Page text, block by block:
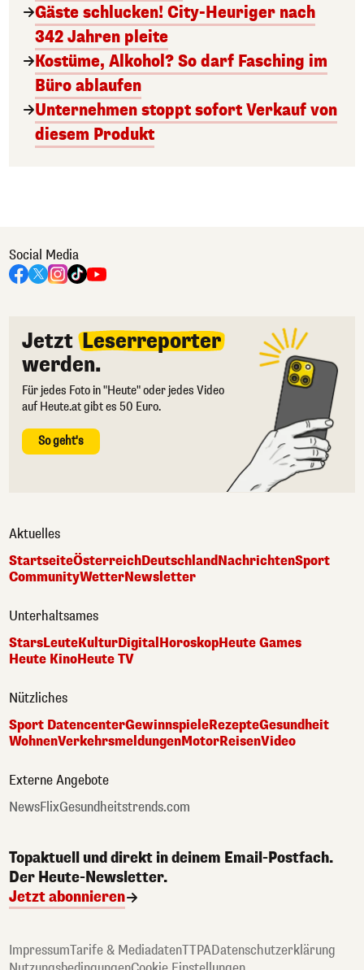
Gäste schlucken! City-Heuriger nach
342 Jahren pleite
Kostüme, Alkohol? So darf Fasching im
Büro ablaufen
Unternehmen stoppt sofort Verkauf von
diesem Produkt
Social Media
Jetzt Leserreporter
werden.
Für jedes Foto in "Heute" oder jedes Video
auf Heute.at gibt es 50 Euro.
So geht's
Aktuelles
StartseiteÖsterreichDeutschlandNachrichtenSport
CommunityWetterNewsletter
Unterhaltsames
StarsLeuteKulturDigital HoroskopHeute Games
Heute KinoHeute TV
Nützliches
Sport DatencenterGewinnspieleRezepteGesundheit
WohnenVerkehrsmeldungenMotorReisenVideo
Externe Angebote
NewsFlixGesundheitstrends.com
Topaktuell und direkt in deinem Email-Postfach.
Der Heute-Newsletter.
Jetzt abonnieren
ImpressumTarife & MediadatenTTPADatenschutzerklärung